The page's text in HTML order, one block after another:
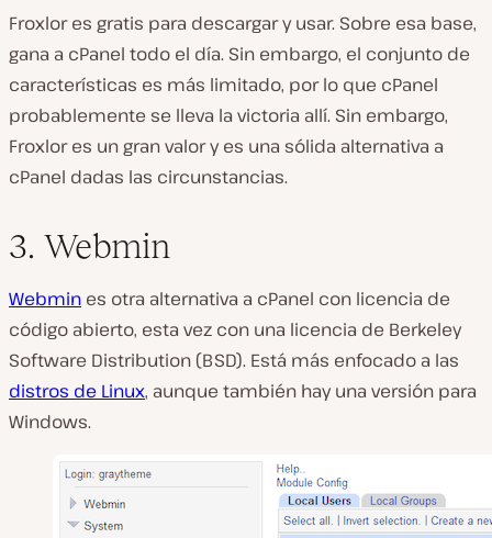
Froxlor es gratis para descargar y usar. Sobre esa base,
gana a cPanel todo el día. Sin embargo, el conjunto de
características es más limitado, por lo que cPanel
probablemente se lleva la victoria allí. Sin embargo,
Froxlor es un gran valor y es una sólida alternativa a
cPanel dadas las circunstancias.
3. Webmin
Webmin es otra alternativa a cPanel con licencia de
código abierto, esta vez con una licencia de Berkeley
Software Distribution (BSD). Está más enfocado a las
distros de Linux, aunque también hay una versión para
Windows.